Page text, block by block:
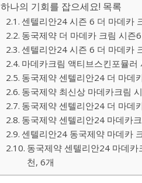
하나의 기회를 잡으세요! 목록
센텔리안24 시즌 6 더 마데카
동국제약 더 마데카 크림 시즌
센텔리안24 시즌 6 더 마데카
마데카크림 액티브스킨포뮬
동국제약 센텔리안24 더 마데
동국제약 최신상 마데카크림
동국제약 센텔리안24 더 마데
동국제약 센텔리안24 마데카
센텔리안24 동국제약 마데카
동국제약 센텔리안24 마데
천, 6개